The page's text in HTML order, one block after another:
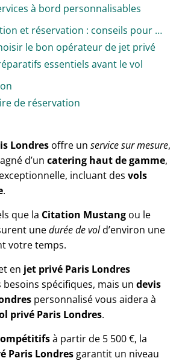
à bord personnalisables
Planification et réservation : conseils pour un vol sans accroc
le bon opérateur de jet privé
essentiels avant le vol
de réservation
Londres offre un service sur mesure,
d’un catering haut de gamme,
incluant des vols
.
que la Citation Mustang ou le
unedurée de vold’environ une
votre temps.
en jet privé Paris Londres
spécifiques, mais un devis
personnalisé vous aidera à
privé Paris Londres.
à partir de 5 500 €, la
Paris Londres garantit un niveau